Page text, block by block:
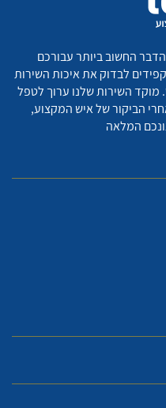
החשוב ביותר עבורכם
לבדוק את איכות השירות
השירות שלנו ערוך לטפל
הביקור של איש המקצוע,
המלאה